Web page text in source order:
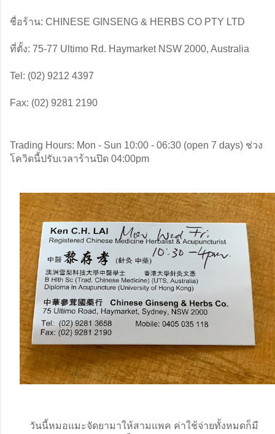
ชื่อร้าน: CHINESE GINSENG & HERBS CO PTY LTD
ที่ตั้ง: 75-77 Ultimo Rd. Haymarket NSW 2000, Australia
Tel: (02) 9212 4397
Fax: (02) 9281 2190
Trading Hours: Mon - Sun 10:00 - 06:30 (open 7 days) ช่วง
โควิดนี้ปรับเวลาร้านปิด 04:00pm
วันนี้หมอแมะจัดยามาให้สามแพค ค่าใช้จ่ายทั้งหมดก็มี